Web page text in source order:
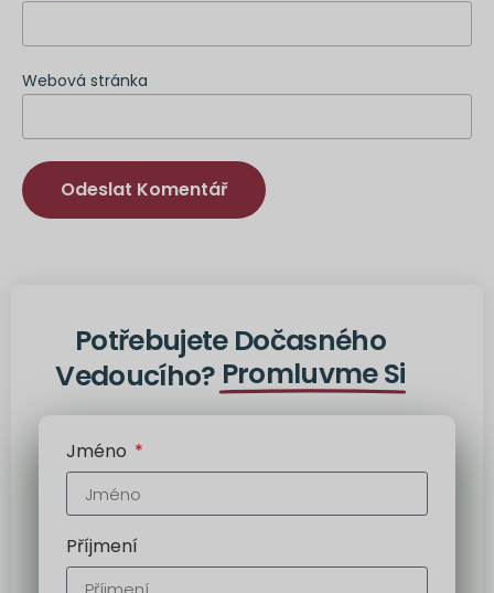
Webová stránka
Potřebujete Dočasného
Vedoucího? Promluvme Si
Jméno
Příjmení